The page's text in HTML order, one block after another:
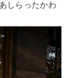
しらったかわ